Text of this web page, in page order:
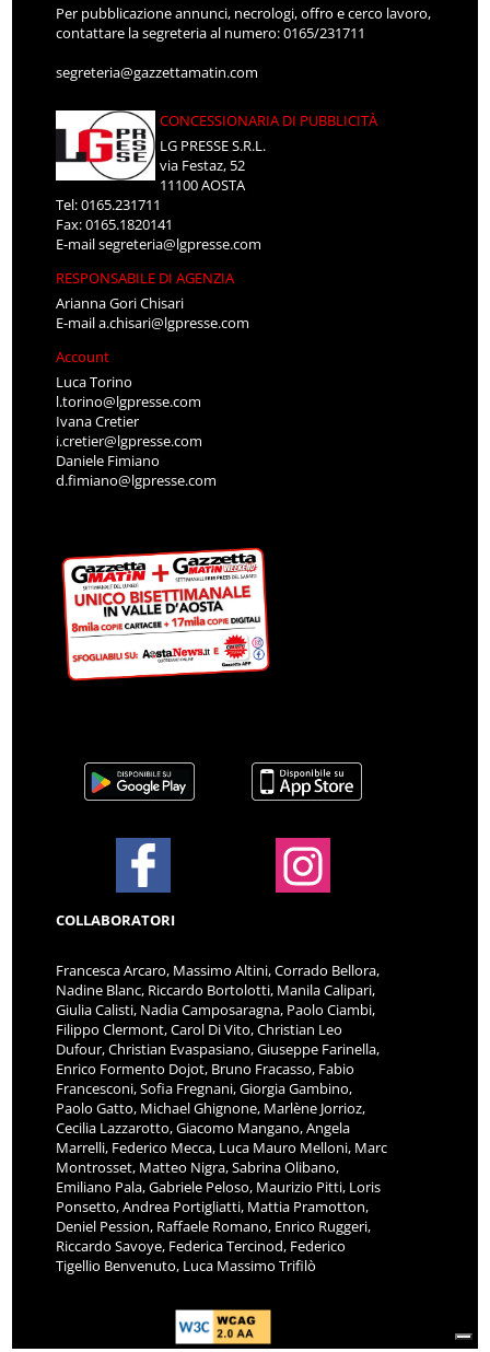
Per pubblicazione annunci, necrologi, offro e cerco lavoro,
contattare la segreteria al numero: 0165/231711
segreteria@gazzettamatin.com
CONCESSIONARIA DI PUBBLICITÀ
LG PRESSE S.R.L.
via Festaz, 52
11100 AOSTA
Tel: 0165.231711
Fax: 0165.1820141
E-mailsegreteria@lgpresse.com
RESPONSABILE DI AGENZIA
Arianna Gori Chisari
E-maila.chisari@lgpresse.com
Account
Luca Torino
l.torino@lgpresse.com
Ivana Cretier
i.cretier@lgpresse.com
Daniele Fimiano
d.fimiano@lgpresse.com
COLLABORATORI
Francesca Arcaro, Massimo Altini, Corrado Bellora,
Nadine Blanc, Riccardo Bortolotti, Manila Calipari,
Giulia Calisti, Nadia Camposaragna, Paolo Ciambi,
Filippo Clermont, Carol Di Vito, Christian Leo
Dufour, Christian Evaspasiano, Giuseppe Farinella,
Enrico Formento Dojot, Bruno Fracasso, Fabio
Francesconi, Sofia Fregnani, Giorgia Gambino,
Paolo Gatto, Michael Ghignone, Marlène Jorrioz,
Cecilia Lazzarotto, Giacomo Mangano, Angela
Marrelli, Federico Mecca, Luca Mauro Melloni, Marc
Montrosset, Matteo Nigra, Sabrina Olibano,
Emiliano Pala, Gabriele Peloso, Maurizio Pitti, Loris
Ponsetto, Andrea Portigliatti, Mattia Pramotton,
Deniel Pession, Raffaele Romano, Enrico Ruggeri,
Riccardo Savoye, Federica Tercinod, Federico
Tigellio Benvenuto, Luca Massimo Trifilò